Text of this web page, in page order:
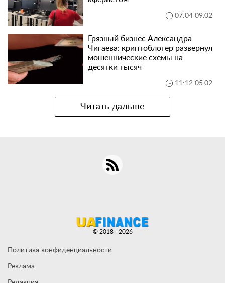
07:04 09.02
Грязный бизнес Александра
Чигаева: криптоблогер развернул
мошеннические схемы на
десятки тысяч
11:12 05.02
Читать дальше
Политика конфиденциальности
Реклама
© 2018 - 2026